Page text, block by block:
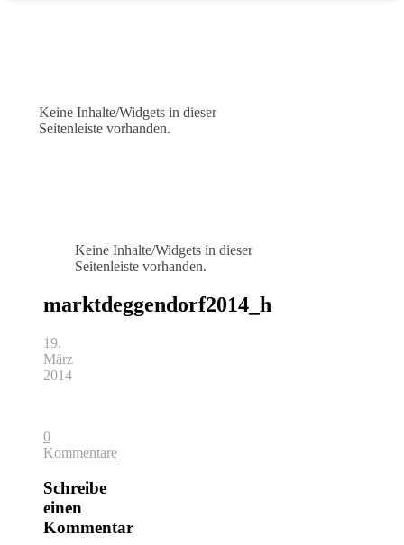
Keine Inhalte/Widgets in dieser
Seitenleiste vorhanden.
Keine Inhalte/Widgets in dieser
Seitenleiste vorhanden.
marktdeggendorf2014_h
19.
März
2014
0
Kommentare
Schreibe
einen
Kommentar